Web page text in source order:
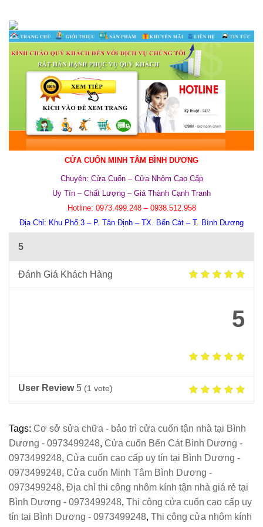
CỬA CUỐN MINH TÂM BÌNH DƯƠNG
Chuyên: Cửa Cuốn – Cửa Nhôm Cao Cấp
Uy Tín – Chất Lượng – Giá Thành Cạnh Tranh
Hotline: 0973.499.248 – 0938.512.958
Địa Chỉ: Khu Phố 3 – P. Tân Định – TX. Bến Cát – T. Bình Dương
5
Đánh Giá Khách Hàng
5
User Review 5 (1 vote)
Tags: Cơ sở sửa chữa - bảo trì cửa cuốn tận nhà tại Bình
Dương - 0973499248, Cửa cuốn Bến Cát Bình Dương -
0973499248, Cửa cuốn cao cấp uy tín tại Bình Dương -
0973499248, Cửa cuốn Minh Tâm Bình Dương -
0973499248, Địa chỉ thi công nhôm kính tận nhà giá rẻ tại
Bình Dương - 0973499248, Thi công cửa cuốn cao cấp uy
tín tại Bình Dương - 0973499248, Thi công cửa nhôm kính